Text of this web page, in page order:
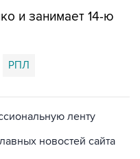
и занимает 14-ю
РПЛ
ленту
новостей сайта